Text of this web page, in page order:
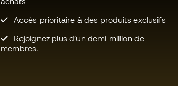
Accès prioritaire à des produits exclusifs
Rejoignez plus d’un demi-million de
membres.